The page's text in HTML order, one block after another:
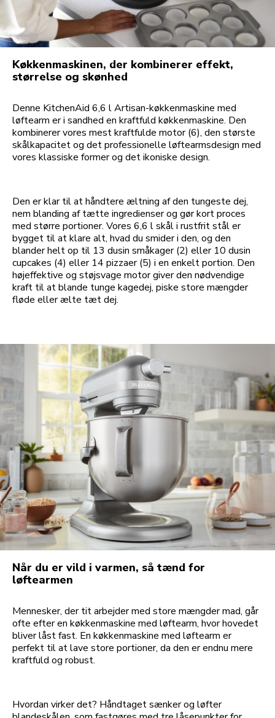
Køkkenmaskinen, der kombinerer effekt,
størrelse og skønhed
Denne KitchenAid 6,6 l Artisan-køkkenmaskine med
løftearm er i sandhed en kraftfuld køkkenmaskine. Den
kombinerer vores mest kraftfulde motor (6), den største
skålkapacitet og det professionelle løftearmsdesign med
vores klassiske former og det ikoniske design.
Den er klar til at håndtere æltning af den tungeste dej,
nem blanding af tætte ingredienser og gør kort proces
med større portioner. Vores 6,6 l skål i rustfrit stål er
bygget til at klare alt, hvad du smider i den, og den
blander helt op til 13 dusin småkager (2) eller 10 dusin
cupcakes (4) eller 14 pizzaer (5) i en enkelt portion. Den
højeffektive og støjsvage motor giver den nødvendige
kraft til at blande tunge kagedej, piske store mængder
fløde eller ælte tæt dej.
Når du er vild i varmen, så tænd for
løftearmen
Mennesker, der tit arbejder med store mængder mad, går
ofte efter en køkkenmaskine med løftearm, hvor hovedet
bliver låst fast. En køkkenmaskine med løftearm er
perfekt til at lave store portioner, da den er endnu mere
kraftfuld og robust.
Hvordan virker det? Håndtaget sænker og løfter